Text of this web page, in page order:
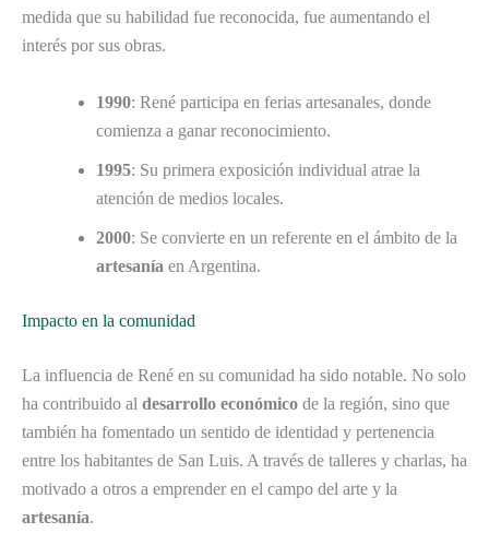
medida que su habilidad fue reconocida, fue aumentando el
interés por sus obras.
1990: René participa en ferias artesanales, donde
comienza a ganar reconocimiento.
1995: Su primera exposición individual atrae la
atención de medios locales.
2000: Se convierte en un referente en el ámbito de la
artesanía en Argentina.
Impacto en la comunidad
La influencia de René en su comunidad ha sido notable. No solo
ha contribuido al desarrollo económico de la región, sino que
también ha fomentado un sentido de identidad y pertenencia
entre los habitantes de San Luis. A través de talleres y charlas, ha
motivado a otros a emprender en el campo del arte y la
artesanía.